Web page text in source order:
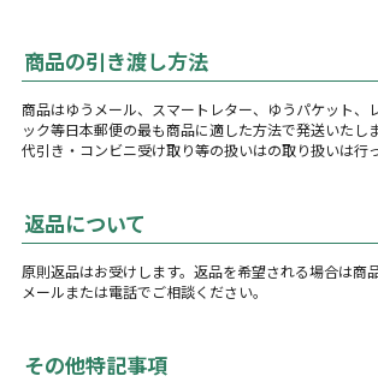
商品の引き渡し方法
商品はゆうメール、スマートレター、ゆうパケット、
ック等日本郵便の最も商品に適した方法で発送いたしま
代引き・コンビニ受け取り等の扱いはの取り扱いは行
返品について
原則返品はお受けします。返品を希望される場合は商
メールまたは電話でご相談ください。
その他特記事項